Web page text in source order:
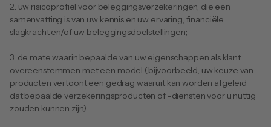
2. uw risicoprofiel voor beleggingsverzekeringen, die een
samenvatting is van uw kennis en uw ervaring, financiële
slagkracht en/of uw beleggingsdoelstellingen;
3. de mate waarin bepaalde van uw eigenschappen als klant
overeenstemmen met een model (bijvoorbeeld, uw keuze van
producten vertoont een gedrag waaruit kan worden afgeleid
dat bepaalde verzekeringsproducten of -diensten voor u nuttig
zouden kunnen zijn);